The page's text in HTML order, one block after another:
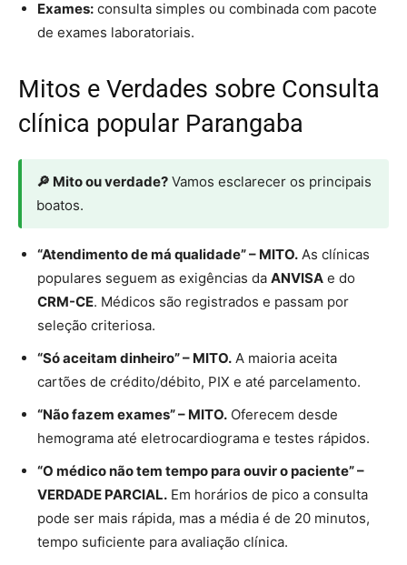
Exames: consulta simples ou combinada com pacote
de exames laboratoriais.
Mitos e Verdades sobre Consulta
clínica popular Parangaba
🔎 Mito ou verdade? Vamos esclarecer os principais
boatos.
“Atendimento de má qualidade” – MITO. As clínicas
populares seguem as exigências da ANVISA e do
CRM-CE. Médicos são registrados e passam por
seleção criteriosa.
“Só aceitam dinheiro” – MITO. A maioria aceita
cartões de crédito/débito, PIX e até parcelamento.
“Não fazem exames” – MITO. Oferecem desde
hemograma até eletrocardiograma e testes rápidos.
“O médico não tem tempo para ouvir o paciente” –
VERDADE PARCIAL. Em horários de pico a consulta
pode ser mais rápida, mas a média é de 20 minutos,
tempo suficiente para avaliação clínica.